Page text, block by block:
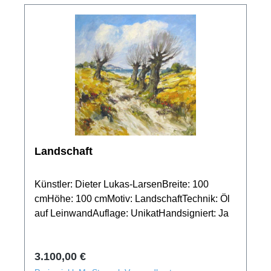
Landschaft
Künstler: Dieter Lukas-LarsenBreite: 100
cmHöhe: 100 cmMotiv: LandschaftTechnik: Öl
auf LeinwandAuflage: UnikatHandsigniert: Ja
Regulärer Preis:
3.100,00 €